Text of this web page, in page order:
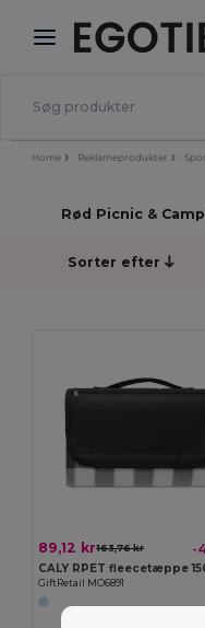
× Egotier-app
Bedre priser i
Home Reklameprodukter
Rød Picnic &
Sorter efter
89,12 kr163,76 kr -
GiftRetail MO6891